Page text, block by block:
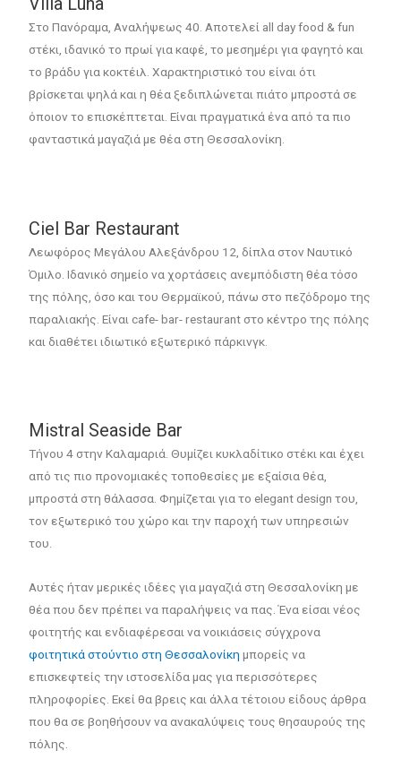
Στο Πανόραμα, Αναλήψεως 40. Αποτελεί all day food & fun
στέκι, ιδανικό το πρωί για καφέ, το μεσημέρι για φαγητό και
το βράδυ για κοκτέιλ. Χαρακτηριστικό του είναι ότι
βρίσκεται ψηλά και η θέα ξεδιπλώνεται πιάτο μπροστά σε
όποιον το επισκέπτεται. Είναι πραγματικά ένα από τα πιο
φανταστικά μαγαζιά με θέα στη Θεσσαλονίκη.
Ciel Bar Restaurant
Λεωφόρος Μεγάλου Αλεξάνδρου 12, δίπλα στον Ναυτικό
Όμιλο. Ιδανικό σημείο να χορτάσεις ανεμπόδιστη θέα τόσο
της πόλης, όσο και του Θερμαϊκού, πάνω στο πεζόδρομο της
παραλιακής. Είναι cafe- bar- restaurant στο κέντρο της πόλης
και διαθέτει ιδιωτικό εξωτερικό πάρκινγκ.
Mistral Seaside Bar
Τήνου 4 στην Καλαμαριά. Θυμίζει κυκλαδίτικο στέκι και έχει
από τις πιο προνομιακές τοποθεσίες με εξαίσια θέα,
μπροστά στη θάλασσα. Φημίζεται για το elegant design του,
τον εξωτερικό του χώρο και την παροχή των υπηρεσιών
του.
Αυτές ήταν μερικές ιδέες για μαγαζιά στη Θεσσαλονίκη με
θέα που δεν πρέπει να παραλήψεις να πας. Ένα είσαι νέος
φοιτητής και ενδιαφέρεσαι να νοικιάσεις σύγχρονα
φοιτητικά στούντιο στη Θεσσαλονίκη μπορείς να
επισκεφτείς την ιστοσελίδα μας για περισσότερες
πληροφορίες. Εκεί θα βρεις και άλλα τέτοιου είδους άρθρα
που θα σε βοηθήσουν να ανακαλύψεις τους θησαυρούς της
πόλης.